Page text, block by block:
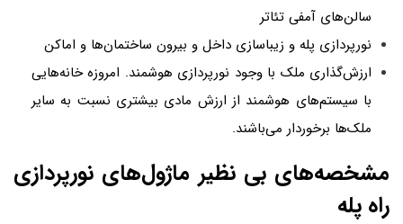
سالن‌های آمفی تئاتر
نورپردازی پله و زیباسازی داخل و بیرون ساختمان‌ها و اماکن
ارزش‌گذاری ملک با وجود نورپردازی هوشمند. امروزه خانه‌هایی
با سیستم‌های هوشمند از ارزش مادی بیشتری نسبت به سایر
ملک‌ها برخوردار می‌باشند.
مشخصه‌های بی نظیر ماژول‌های نورپردازی
راه پله